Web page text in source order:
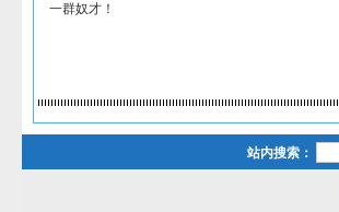
一群奴才！
站内搜索：